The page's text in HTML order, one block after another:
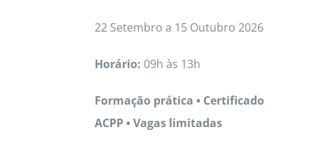
22 Setembro a 15 Outubro 2026
Horário: 09h às 13h
Formação prática • Certificado
ACPP • Vagas limitadas